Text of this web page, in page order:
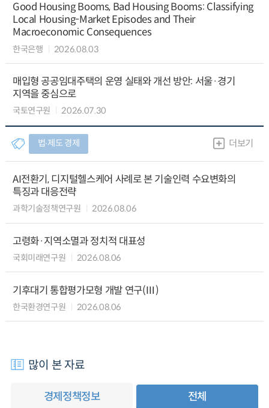
Good Housing Booms, Bad Housing Booms: Classifying
Local Housing-Market Episodes and Their
Macroeconomic Consequences
한국은행 2026.08.03
매입형 공공임대주택의 운영 실태와 개선 방안: 서울·경기
지역을 중심으로
국토연구원 2026.07.30
법∙제도 경제 더보기
AI전환기, 디지털헬스케어 사례로 본 기술인력 수요변화의
특징과 대응전략
과학기술정책연구원 2026.08.06
고령화·지역소멸과 정치적 대표성
국회미래연구원 2026.08.06
기후대기 통합평가모형 개발 연구(Ⅲ)
한국환경연구원 2026.08.06
많이 본 자료
경제정책정보 전체